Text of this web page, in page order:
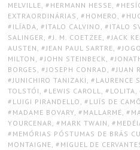
MELVILLE, HERMANN HESSE,
EXTRAORDINÁRIAS , HOMERO ,
ILÍADA, ITALO CALVINO , ITALO
SALINGER, J. M. COETZEE, JACK
AUSTEN , JEAN PAUL SARTRE,
MILTON , JOHN STEINBECK,
BORGES , JOSEPH CONRAD , JUAN
JUNICHIRO TANIZAKI , LAURENCE
TOLSTÓI , LEWIS CAROLL, LOLITA,
LUIGI PIRANDELLO , LUÍS DE
MADAME BOVARY, MALLARMÉ,
YOURCENAR, MARK TWAIN ,
MEMÓRIAS PÓSTUMAS DE BRÁS
MONTAIGNE, MIGUEL DE